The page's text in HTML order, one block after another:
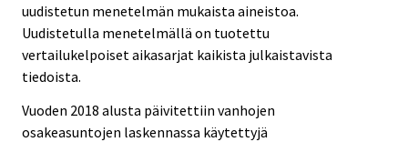
uudistetun menetelmän mukaista aineistoa.
Uudistetulla menetelmällä on tuotettu
vertailukelpoiset aikasarjat kaikista julkaistavista
tiedoista.
Vuoden 2018 alusta päivitettiin vanhojen
osakeasuntojen laskennassa käytettyjä